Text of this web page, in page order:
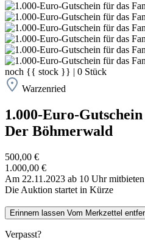
noch {{ stock }} | 0 Stück
Warzenried
1.000-Euro-
Der Böhmerwald
500,00 €
1.000,00 €
Am 22.11.2023 ab 10 Uhr mitbieten
Die Auktion startet in Kürze
Erinnern lassen Vom Merkzettel
Verpasst?